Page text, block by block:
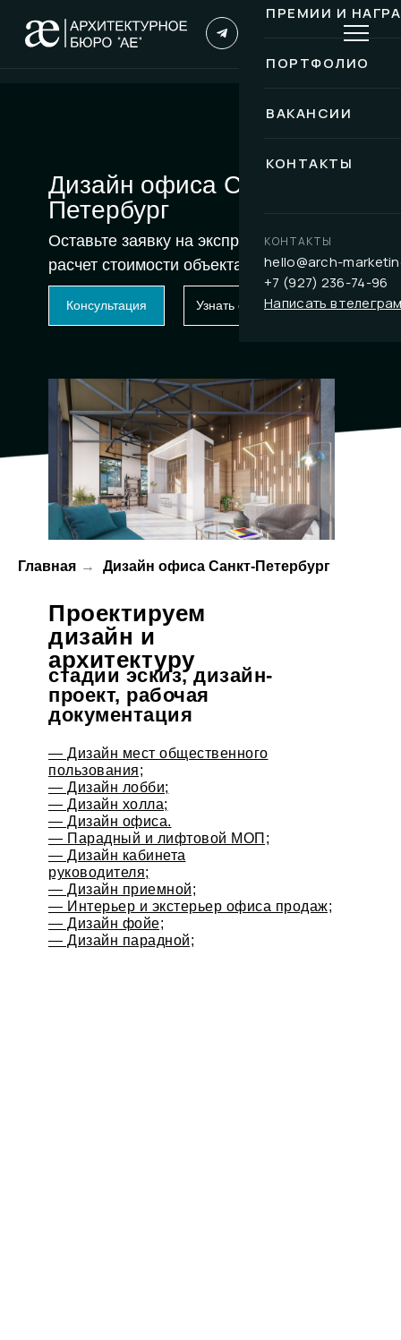
ПРЕМИИ И
ПОРТФОЛИО
ВАКАНСИИ
КОНТАКТЫ
КОНТАКТЫ
hello@arch-
+7 (927) 236-74-96
Написать в
Дизайн офиса Санкт-
Петербург
Консультация Узнать стоимость
Оставьте заявку на экспресс-
расчет стоимости объекта
Главная → Дизайн офиса Санкт-Петербург
Проектируем
дизайн и
архитектуру
— Дизайн мест общественного
пользования;
— Дизайн лобби;
— Дизайн холла;
— Дизайн офиса.
— Парадный и лифтовой МОП;
— Дизайн кабинета
руководителя;
— Дизайн приемной;
— Интерьер и экстерьер офиса продаж;
— Дизайн фойе;
— Дизайн парадной;
стадии эскиз, дизайн-
проект, рабочая
документация